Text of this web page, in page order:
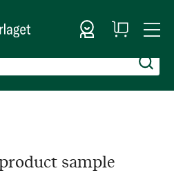
Sign In
My
Cart
sample